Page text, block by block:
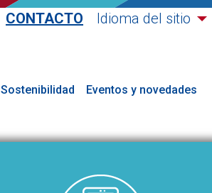
CONTACTO Idioma del sitio
Sostenibilidad Eventos y novedades